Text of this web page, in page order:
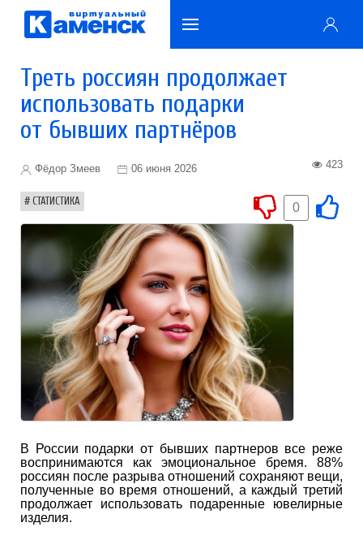
Треть россиян продолжает
использовать подарки
от бывших партнёров
Фёдор Змеев 06 июня 2026 423
СТАТИСТИКА 0
В России подарки от бывших партнеров все реже
воспринимаются как эмоциональное бремя. 88%
россиян после разрыва отношений сохраняют вещи,
полученные во время отношений, а каждый третий
продолжает использовать подаренные ювелирные
изделия.